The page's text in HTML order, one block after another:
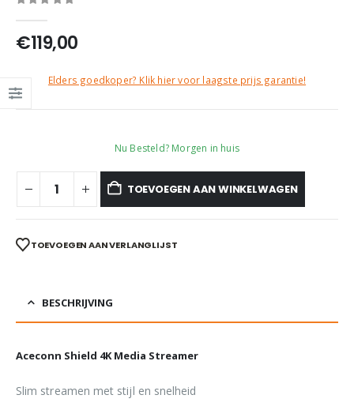
€119,00
Elders goedkoper? Klik hier voor laagste prijs garantie!
Nu Besteld? Morgen in huis
TOEVOEGEN AAN WINKELWAGEN
TOEVOEGEN AAN VERLANGLIJST
BESCHRIJVING
Aceconn Shield 4K Media Streamer​
Slim streamen met stijl en snelheid